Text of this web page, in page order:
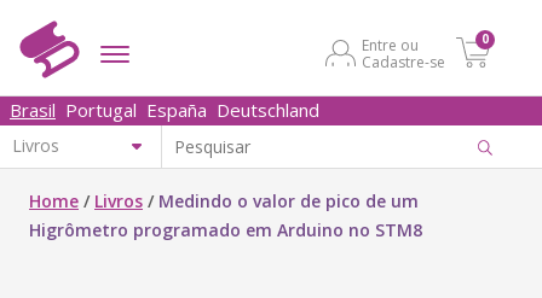
Entre ou
Cadastre-se
0
Brasil Portugal España Deutschland
Home / Livros / Medindo o valor de pico de um
Higrômetro programado em Arduino no STM8